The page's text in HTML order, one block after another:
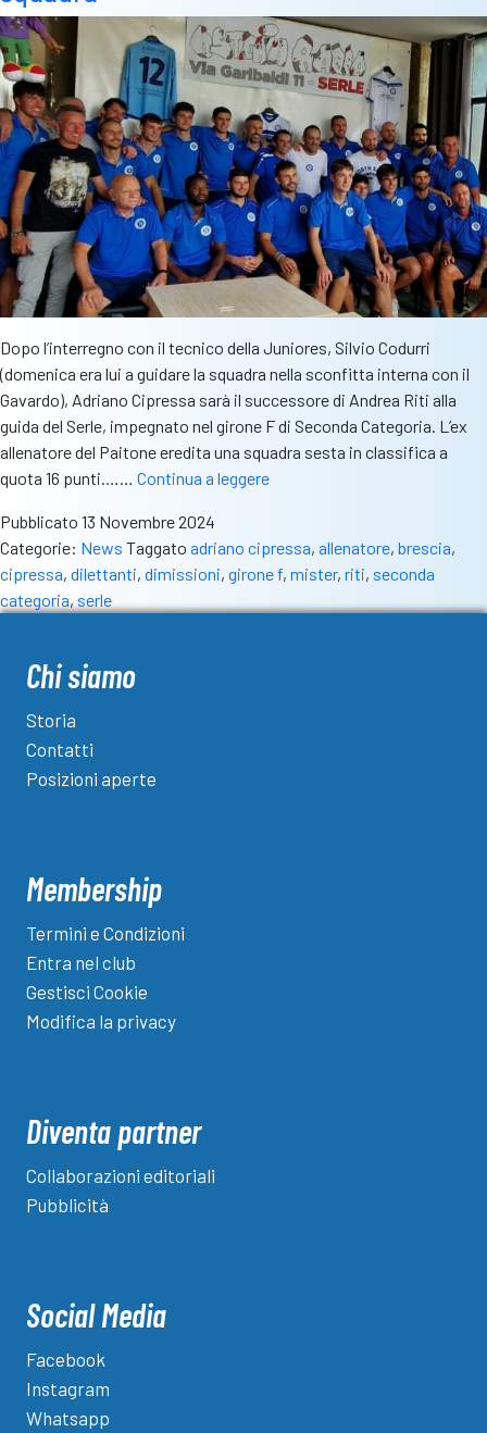
Dopo l’interregno con il tecnico della Juniores, Silvio Codurri
(domenica era lui a guidare la squadra nella sconfitta interna con il
Gavardo), Adriano Cipressa sarà il successore di Andrea Riti alla
guida del Serle, impegnato nel girone F di Seconda Categoria. L’ex
allenatore del Paitone eredita una squadra sesta in classifica a
quota 16 punti.…… Continua a leggerePanchina
la
società
sceglie
Pubblicato 13 Novembre 2024
Categorie: News Taggato adriano cipressa, allenatore, brescia,
cipressa, dilettanti, dimissioni, girone f, mister, riti, seconda
categoria, serle
Chi siamo
Storia
Contatti
Posizioni aperte
Membership
Termini e Condizioni
Entra nel club
Gestisci Cookie
Modifica la privacy
Diventa partner
Collaborazioni editoriali
Pubblicità
Social Media
Facebook
Instagram
Whatsapp